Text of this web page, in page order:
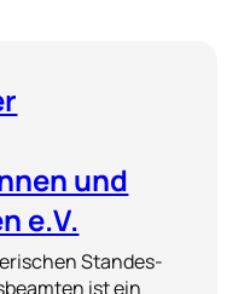
und
e.V.
Standes-
ist ein